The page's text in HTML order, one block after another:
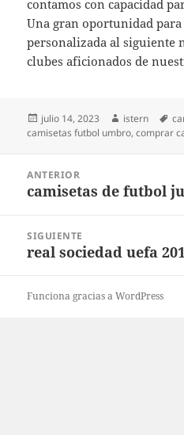
contamos con capacidad
Una gran oportunidad
personalizada al siguiente
clubes aficionados de
Publicado
el
julio 14, 2023 Autor
istern
camisetas futbol umbro,comprar
entradas
ANTERIOR
Entrada
camisetas de futbol
SIGUIENTE
Entrada
real sociedad uefa
Funciona gracias a WordPress